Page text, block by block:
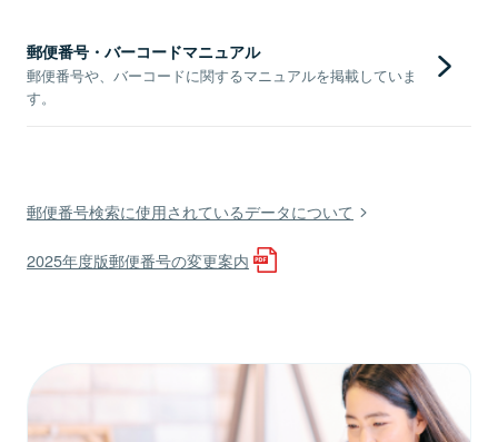
郵便番号・バーコードマニュアル
郵便番号や、バーコードに関するマニュアルを掲載していま
す。
郵便番号検索に使用されているデータについて
2025年度版郵便番号の変更案内